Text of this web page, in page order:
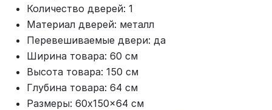
Количество дверей: 1
Материал дверей: металл
Перевешиваемые двери: да
Ширина товара: 60 см
Высота товара: 150 см
Глубина товара: 64 см
Размеры: 60x150x64 см